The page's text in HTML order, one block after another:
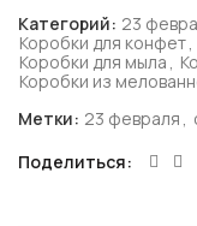
Категорий: 23
Коробки для конфет,
Коробки для мыла ,
Коробки из
Метки: 23 февраля ,
Поделиться